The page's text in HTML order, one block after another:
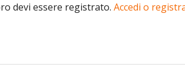
devi essere registrato. Accedi o